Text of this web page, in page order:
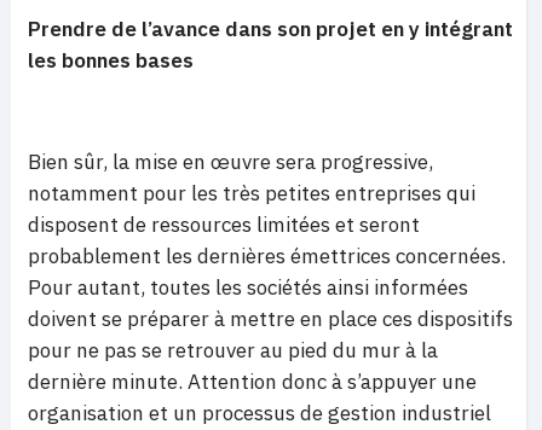
Prendre de l’avance dans son projet en y intégrant
les bonnes bases
Bien sûr, la mise en œuvre sera progressive,
notamment pour les très petites entreprises qui
disposent de ressources limitées et seront
probablement les dernières émettrices concernées.
Pour autant, toutes les sociétés ainsi informées
doivent se préparer à mettre en place ces dispositifs
pour ne pas se retrouver au pied du mur à la
dernière minute. Attention donc à s’appuyer une
organisation et un processus de gestion industriel